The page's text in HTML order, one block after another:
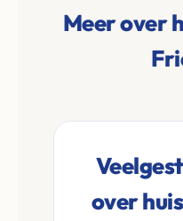
Meer over
over